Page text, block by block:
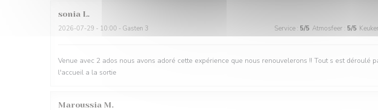
sonia L
2026-07-29 - 10:00 - Gasten 3 Service : 5/5 Atmosfeer : 5/5
Venue avec 2 ados nous avons adoré cette expérience que nous renouvelerons !! Tout s est déroulé
l'accueil a la sortie
Maroussia M